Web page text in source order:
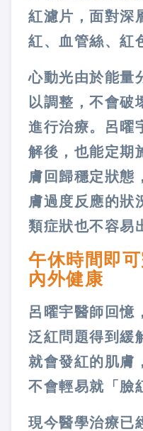
紅濾片，面對深
紅、血管絲、紅
心動光由於能量
以調整，不會破
進行治療。呂曜
解後，也能定期
膚回歸穩定狀態
膚過度反應的狀
類症狀也不容易
午休時間即
內外健康
呂曜宇醫師回憶
泛紅問題得到緩
就會發紅的肌膚
不會輕易就「臉
現今醫學治療已